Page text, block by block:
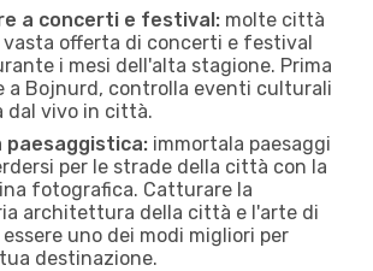
a concerti e festival: molte città
vasta offerta di concerti e festival
i mesi dell'alta stagione. Prima
a Bojnurd, controlla eventi culturali
dal vivo in città.
paesaggistica: immortala paesaggi
per le strade della città con la
fotografica. Catturare la
architettura della città e l'arte di
uno dei modi migliori per
destinazione.